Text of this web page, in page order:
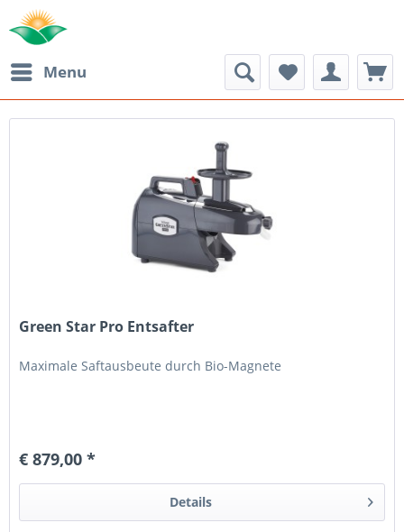
Menu
Green Star Pro Entsafter
Maximale Saftausbeute durch Bio-Magnete
€ 879,00 *
Details